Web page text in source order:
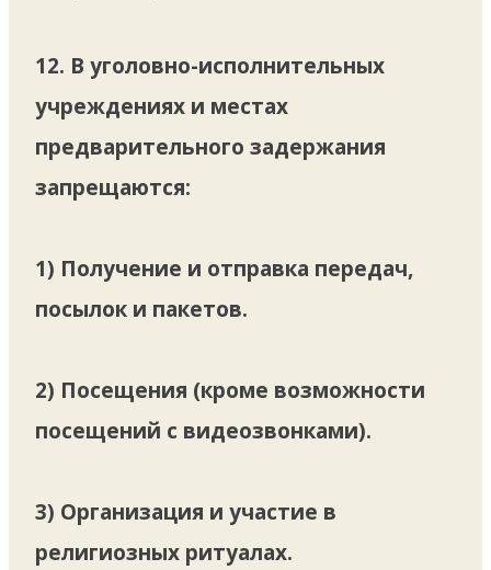
12. В уголовно-исполнительных
учреждениях и местах
предварительного задержания
запрещаются:
1) Получение и отправка передач,
посылок и пакетов.
2) Посещения (кроме возможности
посещений с видеозвонками).
3) Организация и участие в
религиозных ритуалах.